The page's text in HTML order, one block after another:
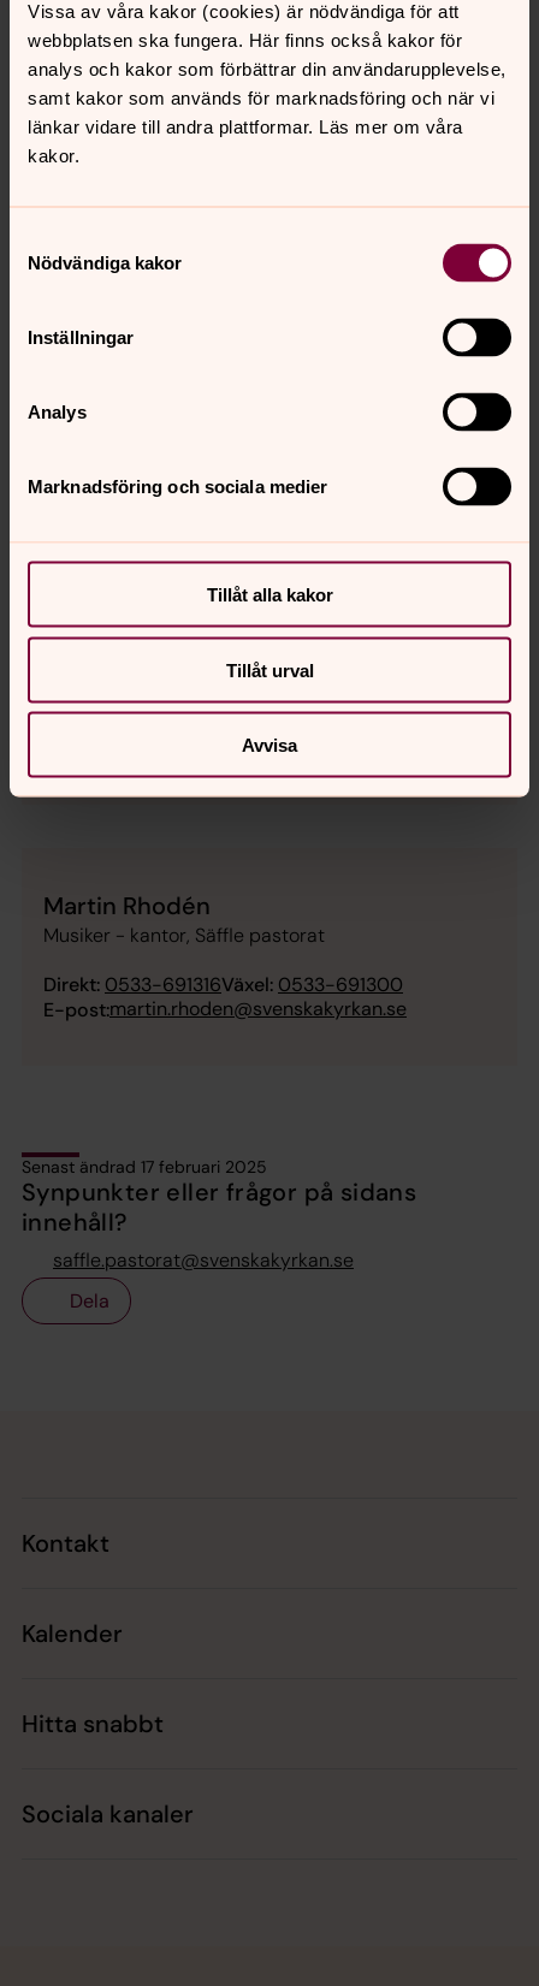
Vissa av våra kakor (cookies) är nödvändiga för att
webbplatsen ska fungera. Här finns också kakor för
analys och kakor som förbättrar din användarupplevelse,
samt kakor som används för marknadsföring och när vi
länkar vidare till andra plattformar. Läs mer om våra
kakor.
Nödvändiga kakor
Inställningar
Analys
Marknadsföring och sociala medier
Tillåt alla kakor
Tillåt urval
Avvisa
Nils Lundström
Organist, Säffle pastorat
Direkt: 0533-691337 Växel:
0533-691300
nils.lundstrom@svenskakyrkan.se
Musiker - kantor, Säffle pastorat
E-post:britt.gagnero@svenskakyrkan.se
Pernilla Radborn
Musiker - kantor, Säffle pastorat
Direkt:0533-691314Växel:0533-691300
pernilla.radborn@svenskakyrkan.se
Martin Rhodén
Musiker - kantor, Säffle pastorat
Direkt: 0533-691316Växel: 0533-691300
E-post:martin.rhoden@svenskakyrkan.se
Senast ändrad 17 februari 2025
Synpunkter eller frågor på sidans
innehåll?
saffle.pastorat@svenskakyrkan.se
Dela
Kontakt
Kalender
Hitta snabbt
Sociala kanaler